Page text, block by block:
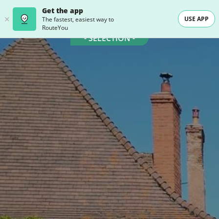
Get the app
The fastest, easiest way to
RouteYou
USE APP
- SELECTION -